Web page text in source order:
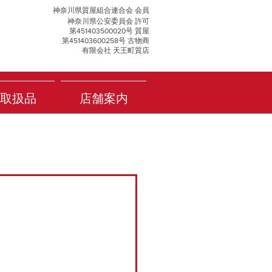
神奈川県質屋組合連合会 会員
神奈川県公安委員会 許可
第451403500020号 質屋
第451403600258号 古物商
有限会社 天王町質店
扱品 店舗案内